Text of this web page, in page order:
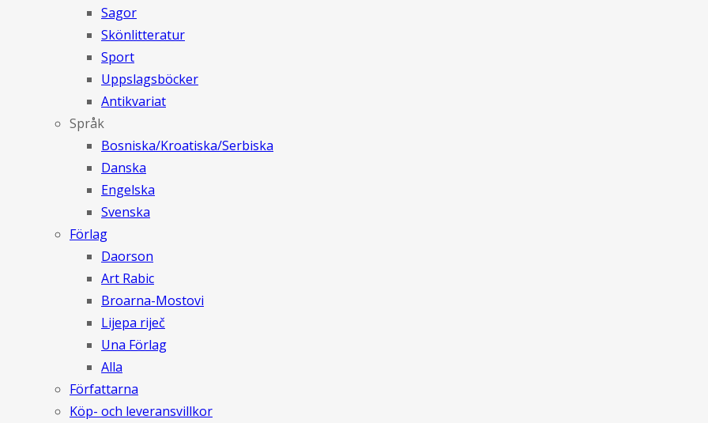
Sagor
Skönlitteratur
Sport
Uppslagsböcker
Antikvariat
Språk
Bosniska/Kroatiska/Serbiska
Danska
Engelska
Svenska
Förlag
Daorson
Art Rabic
Broarna-Mostovi
Lijepa riječ
Una Förlag
Alla
Författarna
Köp- och leveransvillkor